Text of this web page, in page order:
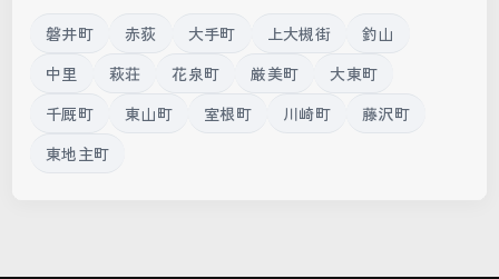
磐井町 赤荻 大手町 上大槻街
釣山
中里
萩荘 花泉町 厳美町
大東町
千厩町
東山町 室根町 川崎町
藤沢町
東地主町